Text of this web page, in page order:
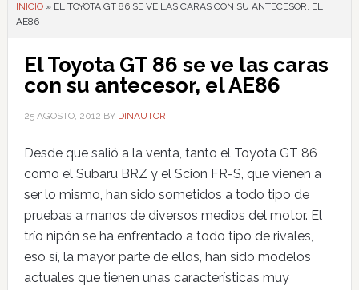
INICIO» EL TOYOTA GT 86 SE VE LAS CARAS CON SU ANTECESOR, EL
AE86
El Toyota GT 86 se ve las caras
con su antecesor, el AE86
25 AGOSTO, 2012 BY DINAUTOR
Desde que salió a la venta, tanto el Toyota GT 86
como el Subaru BRZ y el Scion FR-S, que vienen a
ser lo mismo, han sido sometidos a todo tipo de
pruebas a manos de diversos medios del motor. El
trío nipón se ha enfrentado a todo tipo de rivales,
eso sí, la mayor parte de ellos, han sido modelos
actuales que tienen unas características muy